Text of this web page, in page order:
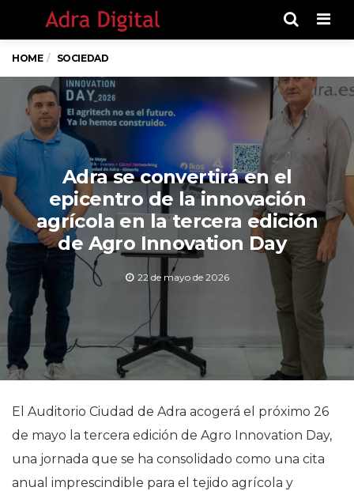
HOME SOCIEDAD
Adra se convertirá en el
epicentro de la innovación
agrícola en la tercera edición
de Agro Innovation Day
22 de mayo de 2026
El Auditorio Ciudad de Adra acogerá el próximo 26
de mayo la tercera edición de Agro Innovation Day,
una jornada que se ha consolidado como una cita
anual imprescindible para el tejido agrícola y